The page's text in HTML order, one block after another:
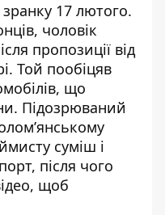
17 лютого.
, чоловік
пропозиції від
Той пообіцяв
що
Підозрюваний
суміш і
після чого
щоб